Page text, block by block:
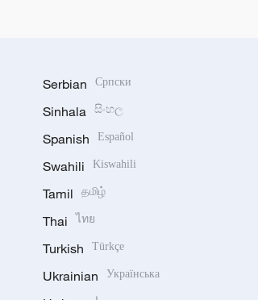
Serbian Српски
Sinhala සිංහල
Spanish Español
Swahili Kiswahili
Tamil தமிழ்
Thai ไทย
Turkish Türkçe
Ukrainian Українська